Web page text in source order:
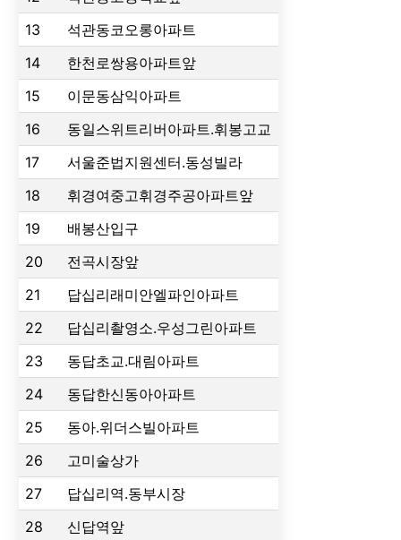
13
석관동코오롱아파트
14
한천로쌍용아파트앞
15
이문동삼익아파트
16
동일스위트리버아파트.휘봉고교
17
서울준법지원센터.동성빌라
18
휘경여중고휘경주공아파트앞
19
배봉산입구
20
전곡시장앞
21
답십리래미안엘파인아파트
22
답십리촬영소.우성그린아파트
23
동답초교.대림아파트
24
동답한신동아아파트
25
동아.위더스빌아파트
26
고미술상가
27
답십리역.동부시장
28
신답역앞